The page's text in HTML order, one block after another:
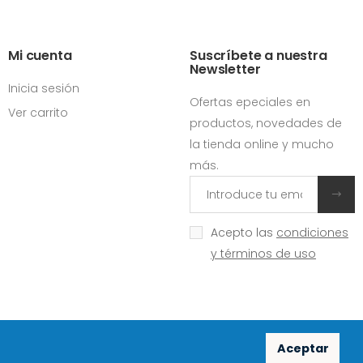
Aceptar
Mi cuenta
Inicia sesión
Ver carrito
Suscríbete a nuestra
Newsletter
Ofertas epeciales en
productos, novedades de
la tienda online y mucho
más.
Acepto las condiciones
y términos de uso
Redes sociales